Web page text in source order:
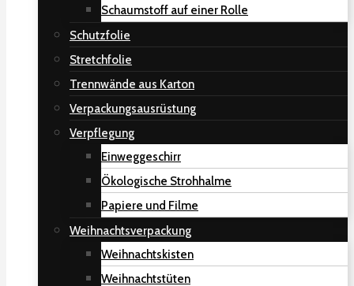
Schaumstoff auf einer Rolle
Schutzfolie
Stretchfolie
Trennwände aus Karton
Verpackungsausrüstung
Verpflegung
Einweggeschirr
Ökologische Strohhalme
Papiere und Filme
Weihnachtsverpackung
Weihnachtskisten
Weihnachtstüten